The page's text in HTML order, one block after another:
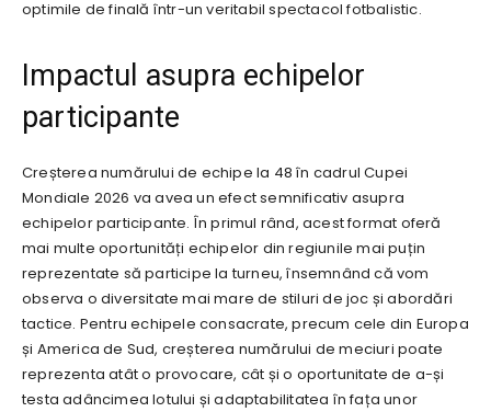
optimile de finală într-un veritabil spectacol fotbalistic.
Impactul asupra echipelor
participante
Creșterea numărului de echipe la 48 în cadrul Cupei
Mondiale 2026 va avea un efect semnificativ asupra
echipelor participante. În primul rând, acest format oferă
mai multe oportunități echipelor din regiunile mai puțin
reprezentate să participe la turneu, însemnând că vom
observa o diversitate mai mare de stiluri de joc și abordări
tactice. Pentru echipele consacrate, precum cele din Europa
și America de Sud, creșterea numărului de meciuri poate
reprezenta atât o provocare, cât și o oportunitate de a-și
testa adâncimea lotului și adaptabilitatea în fața unor